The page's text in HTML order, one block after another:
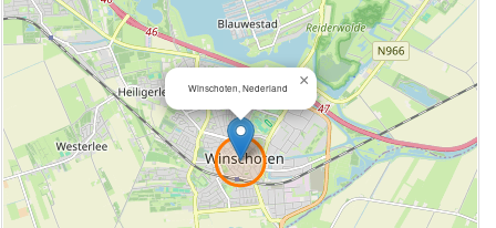
Winschoten, Nederland ×